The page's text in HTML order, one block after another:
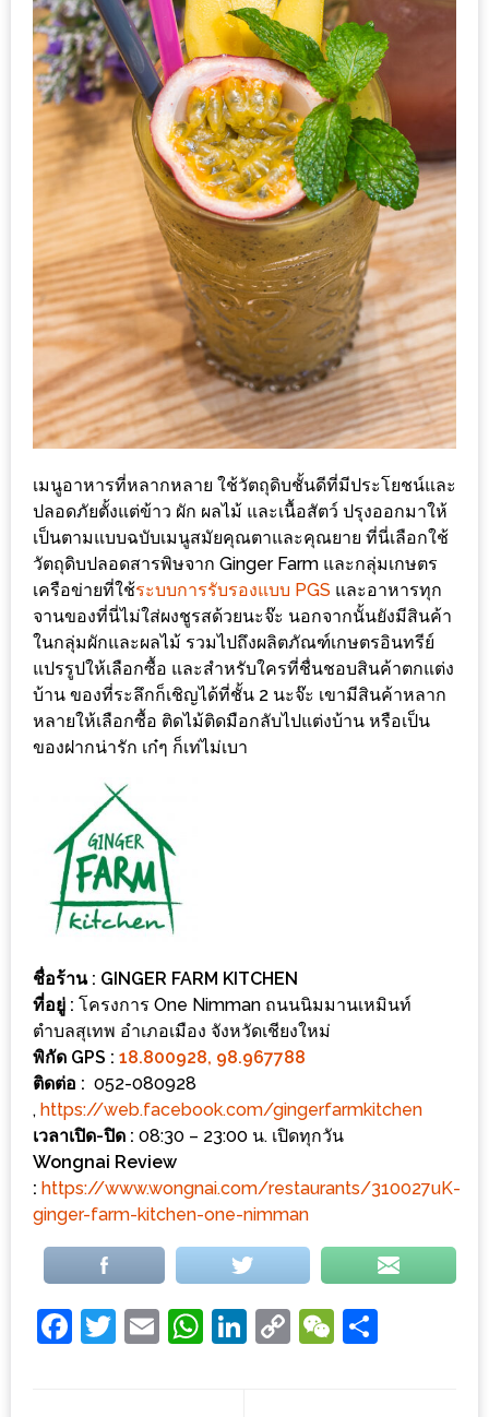
ไฟ
อุ่นๆ
ปิ้ง
มาร์ช
โล่
พร้อม
ชิม
และ
ช้อป
ที่
เดียว
ครบ
ที่
งาน
LEO
PRESENTS
PINGFAI
FESTIVAL
3
อาหาร
ญี่ปุ่น
ระดับ
พรีเมียม
สุ
กี้
เนื้อ
หมู
ดำ
โร
บูต
ะ
สุด
เด็ด
ที่
AIKO
(THE
UP,
RAMA
3)
อาหาร
เมนูอาหารที่หลากหลาย ใช้วัตถุดิบชั้นดีที่มีประโยชน์และ
ปลอดภัยตั้งแต่ข้าว ผัก ผลไม้ และเนื้อสัตว์ ปรุงออกมาให้
เป็นตามแบบฉบับเมนูสมัยคุณตาและคุณยาย ที่นี่เลือกใช้
วัตถุดิบปลอดสารพิษจาก Ginger Farm และกลุ่มเกษตร
เครือข่ายที่ใช้ระบบการรับรองแบบ PGS และอาหารทุก
จานของที่นี่ไม่ใส่ผงชูรสด้วยนะจ๊ะ นอกจากนั้นยังมีสินค้า
ในกลุ่มผักและผลไม้ รวมไปถึงผลิตภัณฑ์เกษตรอินทรีย์
แปรรูปให้เลือกซื้อ และสำหรับใครที่ชื่นชอบสินค้าตกแต่ง
บ้าน ของที่ระลึกก็เชิญได้ที่ชั้น 2 นะจ๊ะ เขามีสินค้าหลาก
หลายให้เลือกซื้อ ติดไม้ติดมือกลับไปแต่งบ้าน หรือเป็น
ของฝากน่ารัก เก๋ๆ ก็เท่ไม่เบา
ชื่อร้าน : GINGER FARM KITCHEN
ที่อยู่ : โครงการ One Nimman ถนนนิมมานเหมินท์
ตำบลสุเทพ อำเภอเมือง จังหวัดเชียงใหม่
พิกัด GPS : 18.800928, 98.967788
ติดต่อ : 052-080928
, https://web.facebook.com/gingerfarmkitchen
เวลาเปิด-ปิด : 08:30 – 23:00 น. เปิดทุกวัน
Wongnai Review
: https://www.wongnai.com/restaurants/310027uK-
ginger-farm-kitchen-one-nimman
Facebook
Twitter
EmailWhatsApp
LinkedIn
CopyWeChat